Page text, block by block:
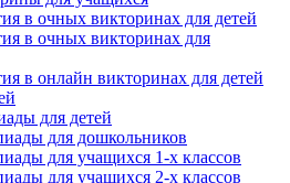
в очных викторинах для детей
в очных викторинах для
в онлайн викторинах для детей
для детей
для дошкольников
для учащихся 1-х классов
для учащихся 2-х классов